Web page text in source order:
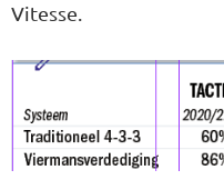
Vitesse.